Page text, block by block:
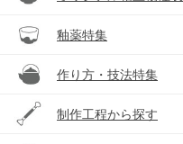
釉薬特集
作り方・技法特集
制作工程から探す